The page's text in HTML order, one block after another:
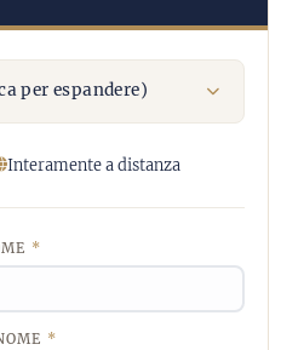
per espandere)
Interamente a distanza
*
*